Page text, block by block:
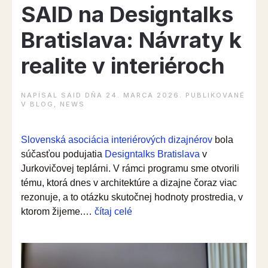
SAID na Designtalks
Bratislava: Návraty k
realite v interiéroch
NAPÍSAL SAID DŇA 24. MARCA 2026 . PUBLIKOVANÉ
V BLOG , NEWS
Slovenská asociácia interiérových dizajnérov bola
súčasťou podujatia Designtalks Bratislava v
Jurkovičovej teplárni. V rámci programu sme otvorili
tému, ktorá dnes v architektúre a dizajne čoraz viac
rezonuje, a to otázku skutočnej hodnoty prostredia, v
ktorom žijeme.… čítaj celé“SAID